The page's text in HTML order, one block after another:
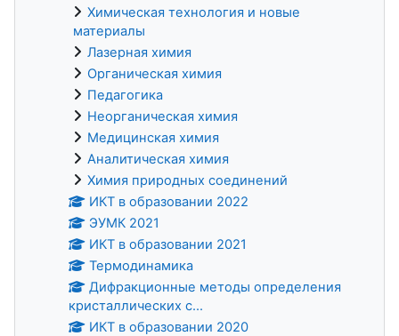
Химическая технология и новые
материалы
Лазерная химия
Органическая химия
Педагогика
Неорганическая химия
Медицинская химия
Аналитическая химия
Химия природных соединений
ИКТ в образовании 2022
ЭУМК 2021
ИКТ в образовании 2021
Термодинамика
Дифракционные методы определения
кристаллических с...
ИКТ в образовании 2020